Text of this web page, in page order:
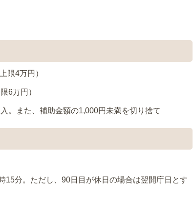
限4万円）
6万円）
。また、補助金額の1,000円未満を切り捨て
15分。ただし、90日目が休日の場合は翌開庁日とす